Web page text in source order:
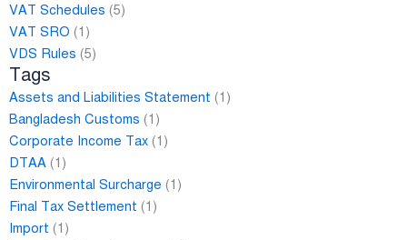
VAT Schedules (5)
VAT SRO (1)
VDS Rules (5)
Tags
Assets and Liabilities Statement (1)
Bangladesh Customs (1)
Corporate Income Tax (1)
DTAA (1)
Environmental Surcharge (1)
Final Tax Settlement (1)
Import (1)